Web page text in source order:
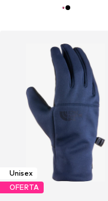
Unisex
OFERTA